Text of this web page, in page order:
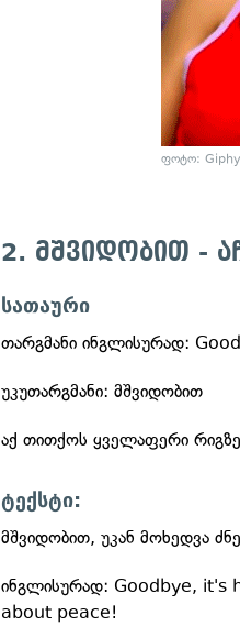
ფოტო: Giphy
2. მშვიდობით -
სათაური
თარგმანი ინგლისურად:
უკუთარგმანი: მშვიდობით
აქ თითქოს ყველაფერი
ტექსტი:
მშვიდობით, უკან მოხედვა
ინგლისურად: Goodbye,
about peace!